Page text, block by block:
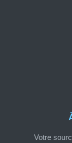
Votre